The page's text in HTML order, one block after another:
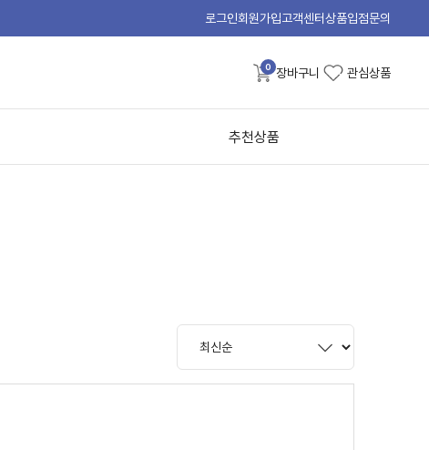
로그인회원가입고객센터상품입점문의
0 장바구니 관심상품
추천상품